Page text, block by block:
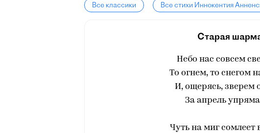
Все классики Все стихи Иннокентия
Старая
Небо нас совсем
То огнем, то снегом
И, ощерясь, зверем
За апрель
Чуть на миг сомлеет